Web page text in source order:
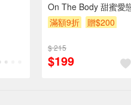
On The Body 甜蜜愛
滿額9折
贈$200
$ 215
$199